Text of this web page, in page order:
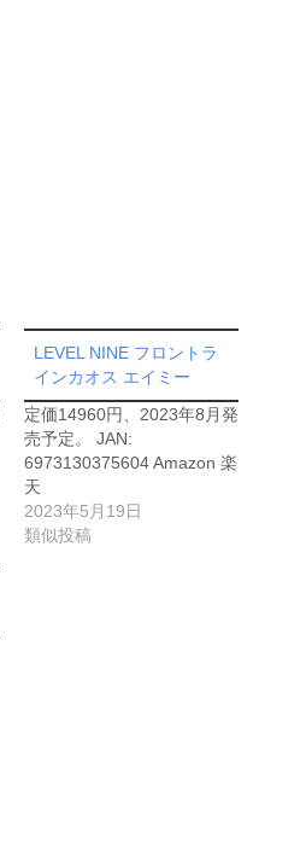
LEVEL NINE フロントラ
インカオス エイミー
定価14960円、2023年8月発
売予定。 JAN:
6973130375604 Amazon 楽
天
2023年5月19日
類似投稿